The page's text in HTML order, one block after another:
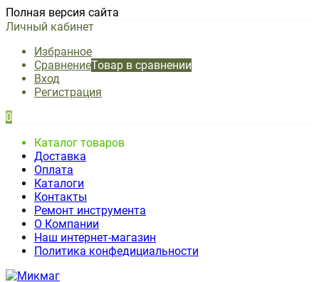
Полная версия сайта
Личный кабинет
Избранное
СравнениеТовар в сравнении
Вход
Регистрация
0
Каталог товаров
Доставка
Оплата
Каталоги
Контакты
Ремонт инструмента
О Компании
Наш интернет-магазин
Политика конфедициальности